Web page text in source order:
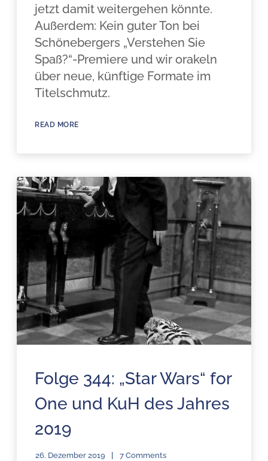
jetzt damit weitergehen könnte.
Außerdem: Kein guter Ton bei
Schönebergers „Verstehen Sie
Spaß?“-Premiere und wir orakeln
über neue, künftige Formate im
Titelschmutz.
READ MORE
Folge 344: „Star Wars“ for
One und KuH des Jahres
2019
26. Dezember 2019 7 Comments